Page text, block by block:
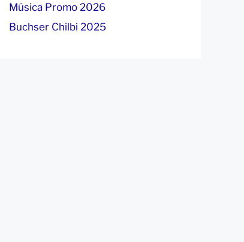
Música Promo 2026
Buchser Chilbi 2025